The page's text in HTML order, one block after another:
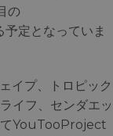
の
定となっていま
イプ、トロピック
イフ、センダエッ
てYouTooProject